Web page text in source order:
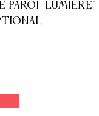
PAROI